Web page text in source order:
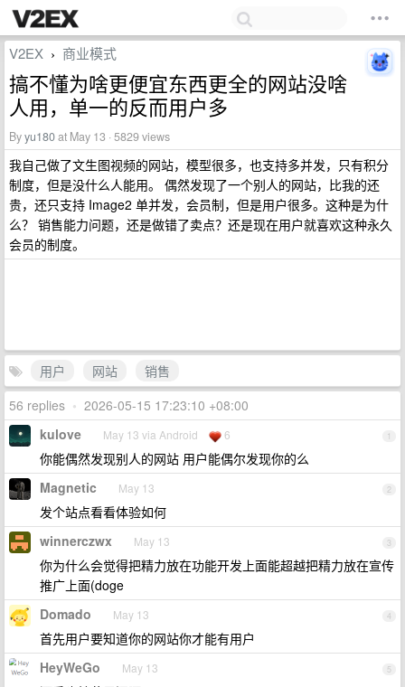
V2EX › 商业模式
搞不懂为啥更便宜东西更全的网站没啥
人用，单一的反而用户多
Byyu180at May 13 · 5829 views
我自己做了文生图视频的网站，模型很多，也支持多并发，只有积分
制度，但是没什么人能用。 偶然发现了一个别人的网站，比我的还
贵，还只支持 Image2 单并发，会员制，但是用户很多。这种是为什
么？ 销售能力问题，还是做错了卖点？还是现在用户就喜欢这种永久
会员的制度。
用户 网站
销售
56 replies • 2026-05-15 17:23:10 +08:00
1
kulove May 13 via Android 6
你能偶然发现别人的网站 用户能偶尔发现你的么
2
Magnetic May 13
发个站点看看体验如何
3
winnerczwx May 13
你为什么会觉得把精力放在功能开发上面能超越把精力放在宣传
推广上面(doge
4
Domado May 13
首先用户要知道你的网站你才能有用户
5
HeyWeGo May 13